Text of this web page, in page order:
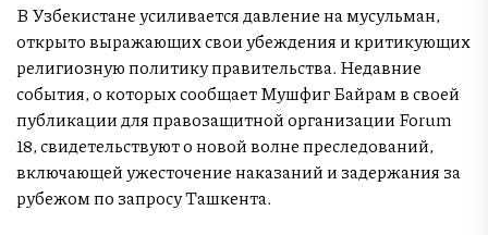
В Узбекистане усиливается давление на мусульман,
открыто выражающих свои убеждения и критикующих
религиозную политику правительства. Недавние
события, о которых сообщает Мушфиг Байрам в своей
публикации для правозащитной организации Forum
18, свидетельствуют о новой волне преследований,
включающей ужесточение наказаний и задержания за
рубежом по запросу Ташкента.